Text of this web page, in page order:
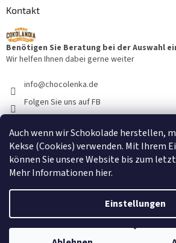
Auch wenn wir Schokolade herstellen,
Kekse (Cookies) verwenden. Mit Ihrem
können Sie unsere Website bis zum
Mehr Informationen hier.
Einstellungen
Kontakt
Benötigen Sie Beratung bei der Auswahl
Wir helfen Ihnen dabei gerne weiter
info@chocolenka.de
Folgen Sie uns auf FB
@cokolandiacz
Erstellt von Shoptet